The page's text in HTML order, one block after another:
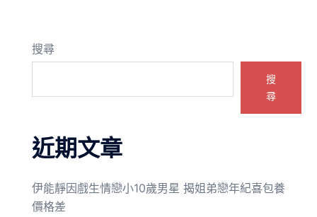
搜尋
搜
尋
近期文章
伊能靜因戲生情戀小10歲男星 揭姐弟戀年紀喜包養
價格差